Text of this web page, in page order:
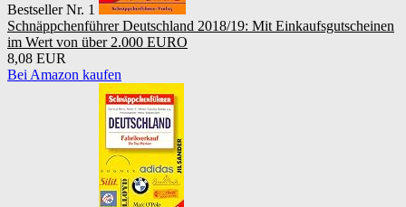
Bestseller Nr. 1
Schnäppchenführer Deutschland 2018/19: Mit Einkaufsgutscheinen
im Wert von über 2.000 EURO
8,08 EUR
Bei Amazon kaufen